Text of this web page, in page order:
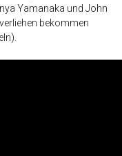
Yamanaka und John
bekommen